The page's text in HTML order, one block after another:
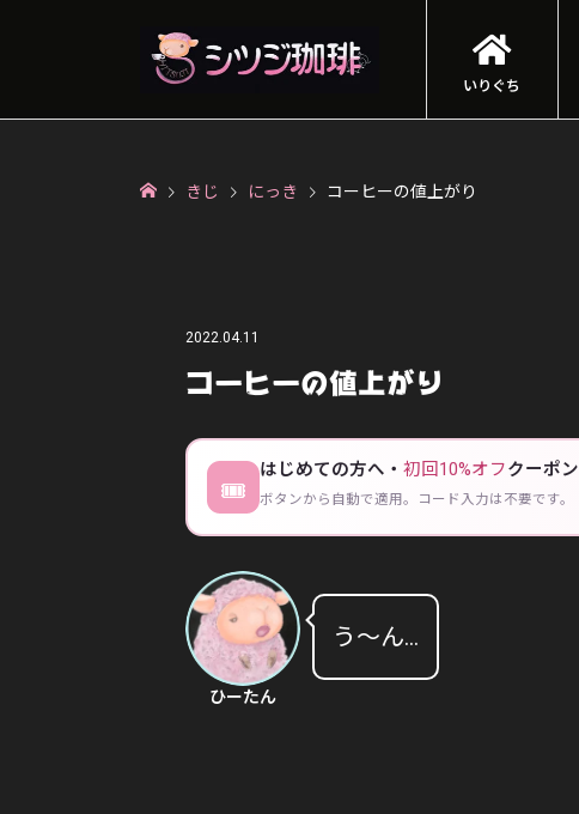
いりぐち
きじ にっき コーヒーの値上がり
2022.04.11
コーヒーの値上がり
🎟
はじめての方へ・ 初回10%オフクーポン
ボタンから自動で適用。コード入力は不要です。
ひーたん
う〜ん…